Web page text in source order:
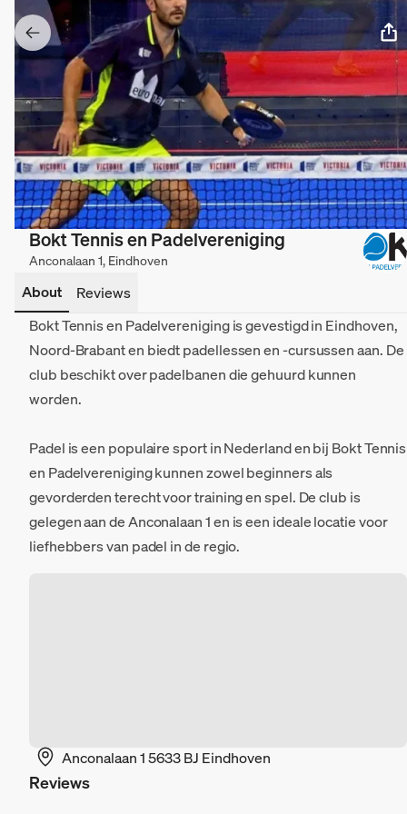
Bokt Tennis en Padelvereniging
Anconalaan 1, Eindhoven
About
Reviews
Bokt Tennis en Padelvereniging is gevestigd in Eindhoven,
Noord-Brabant en biedt padellessen en -cursussen aan. De
club beschikt over padelbanen die gehuurd kunnen
worden.
Padel is een populaire sport in Nederland en bij Bokt Tennis
en Padelvereniging kunnen zowel beginners als
gevorderden terecht voor training en spel. De club is
gelegen aan de Anconalaan 1 en is een ideale locatie voor
liefhebbers van padel in de regio.
Anconalaan 1 5633 BJ Eindhoven
Reviews